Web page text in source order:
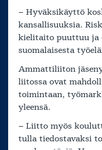
– Hyväksikäyttö
kansallisuuksia.
kielitaito puuttuu ja
suomalaisesta
Ammattiliiton
liitossa ovat
toimintaan,
yleensä.
– Liitto myös
tulla tiedostavaksi